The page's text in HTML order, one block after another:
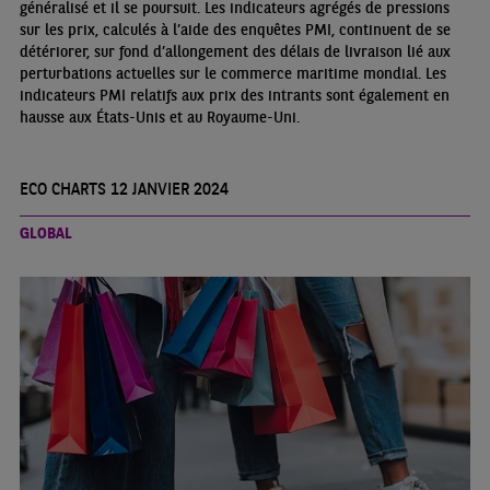
généralisé et il se poursuit. Les indicateurs agrégés de pressions
sur les prix, calculés à l’aide des enquêtes PMI, continuent de se
détériorer, sur fond d’allongement des délais de livraison lié aux
perturbations actuelles sur le commerce maritime mondial. Les
indicateurs PMI relatifs aux prix des intrants sont également en
hausse aux États-Unis et au Royaume-Uni.
ECO CHARTS 12 JANVIER 2024
GLOBAL